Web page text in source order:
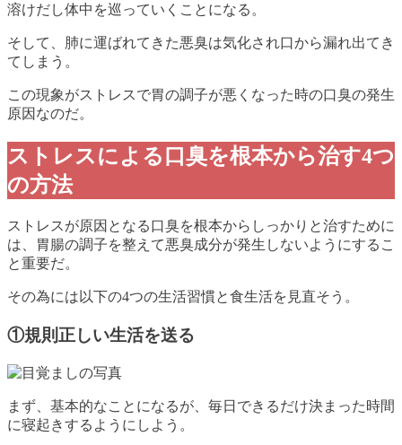
溶けだし体中を巡っていくことになる。
そして、肺に運ばれてきた悪臭は気化され口から漏れ出てき
てしまう。
この現象がストレスで胃の調子が悪くなった時の口臭の発生
原因なのだ。
ストレスによる口臭を根本から治す4つ
の方法
ストレスが原因となる口臭を根本からしっかりと治すために
は、胃腸の調子を整えて悪臭成分が発生しないようにするこ
と重要だ。
その為には以下の4つの生活習慣と食生活を見直そう。
①規則正しい生活を送る
まず、基本的なことになるが、毎日できるだけ決まった時間
に寝起きするようにしよう。